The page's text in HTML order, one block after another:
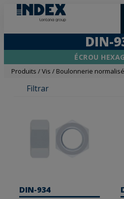
DIN-
ÉCROU
Produits /Vis / Boulonnerie
Filtrar
DIN-934